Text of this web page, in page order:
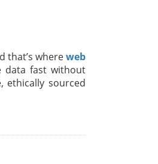
that’s whereweb
data fast without
ethically sourced